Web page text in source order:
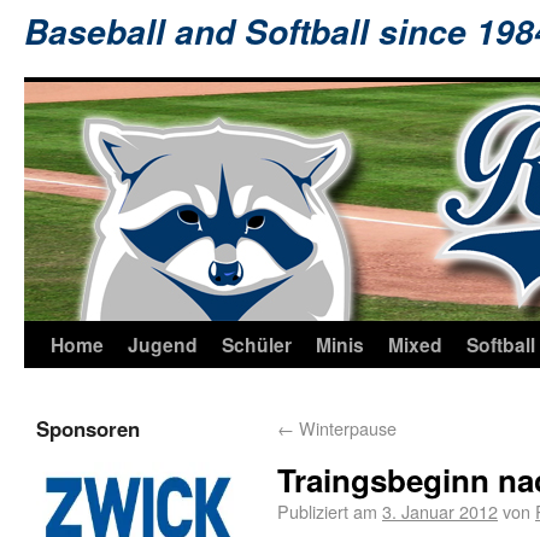
Baseball and Softball since
Home Jugend Schüler Minis Mixed Softball
← Winterpause
Traingsbeginn
Publiziert am 3. Januar 2012von
Sponsoren